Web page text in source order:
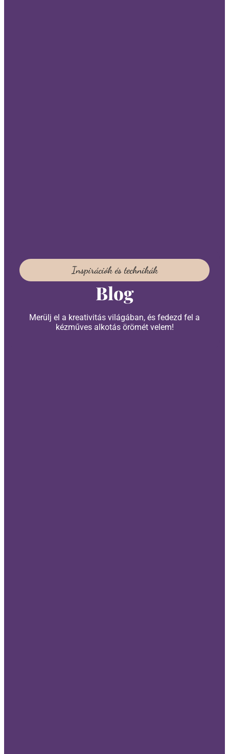
Inspirációk és technikák
Blog
Merülj el a kreativitás világában, és fedezd fel a
kézműves alkotás örömét velem!